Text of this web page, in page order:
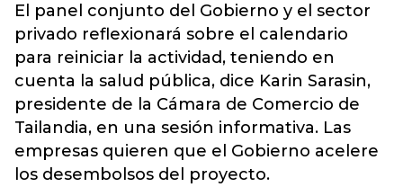
El panel conjunto del Gobierno y el sector
privado reflexionará sobre el calendario
para reiniciar la actividad, teniendo en
cuenta la salud pública, dice Karin Sarasin,
presidente de la Cámara de Comercio de
Tailandia, en una sesión informativa. Las
empresas quieren que el Gobierno acelere
los desembolsos del proyecto.